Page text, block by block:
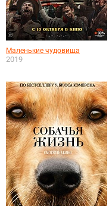
Маленькие чудовища
2019